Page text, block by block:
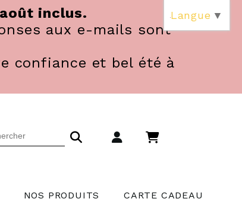
inclus.
aux e-mails sont
confiance et bel été à
NOS PRODUITS CARTE CADEAU
Langue ▼